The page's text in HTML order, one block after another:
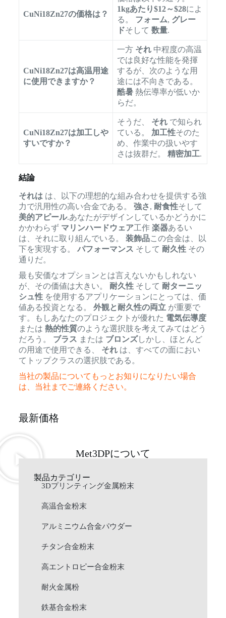
CuNi18Zn27の価格は？
1kgあたり$12～$28によ
る。 フォーム, グレー
ドそして 数量.
CuNi18Zn27は高温用途
に使用できますか？
一方 それ中程度の高温
では良好な性能を発揮
するが、次のような用
途には不向きである。
酷暑熱伝導率が低いか
らだ。
CuNi18Zn27は加工しや
すいですか？
そうだ、 それで知られ
ている。 加工性そのた
め、作業中の扱いやす
さは抜群だ。 精密加工.
結論
それは は、以下の理想的な組み合わせを提供する強
力で汎用性の高い合金である。 強さ, 耐食性そして
美的アピール.あなたがデザインしているかどうかに
かかわらず マリンハードウェア工作 楽器あるい
は、それに取り組んでいる。 装飾品この合金は、以
下を実現する。 パフォーマンス そして 耐久性その
通りだ。
最も安価なオプションとは言えないかもしれない
が、その価値は大きい。 耐久性そして 耐ターニッ
シュ性を使用するアプリケーションにとっては、価
値ある投資となる。 外観と耐久性の両立 が重要で
す。もしあなたのプロジェクトが優れた 電気伝導度
または 熱的性質のような選択肢を考えてみてはどう
だろう。 ブラス または ブロンズしかし、ほとんど
の用途で使用できる、 それは、すべての面におい
てトップクラスの選択肢である。
当社の製品についてもっとお知りになりたい場合
は、当社までご連絡ください。
最新価格
Met3DPについて
製品カテゴリー
3Dプリンティング金属粉末
高温合金粉末
アルミニウム合金パウダー
チタン合金粉末
高エントロピー合金粉末
耐火金属粉
鉄基合金粉末